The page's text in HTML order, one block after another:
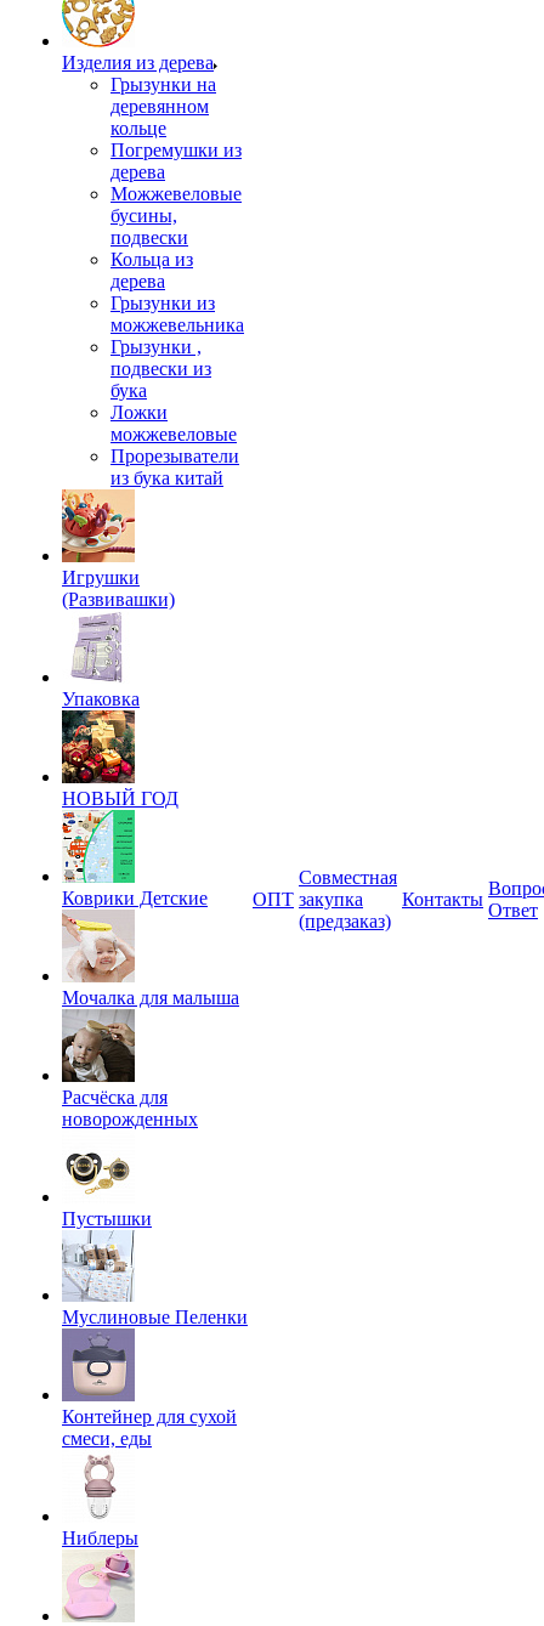
Изделия из дерева
Грызунки на
деревянном
кольце
Погремушки из
дерева
Можжевеловые
бусины,
подвески
Кольца из
дерева
Грызунки из
можжевельника
Грызунки ,
подвески из
бука
Ложки
можжевеловые
Прорезыватели
из бука китай
Игрушки
(Развивашки)
Упаковка
НОВЫЙ ГОД
Коврики Детские
Мочалка для малыша
Расчёска для
новорожденных
Пустышки
Муслиновые Пеленки
Контейнер для сухой
смеси, еды
Ниблеры
ОПТ
Совместная
закупка
(предзаказ)
Контакты
Ответ